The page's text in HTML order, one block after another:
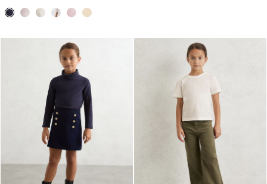
134–158cm
Holiday
Occasionwear
Dresses
Tops & T-Shirts
Jackets & Coats
Co-ords
Skirts & Shorts
Trousers & Jeans
Knitwear
Sweats & Hoodies
Shoes & Accessories
All Girls'
98–134cm